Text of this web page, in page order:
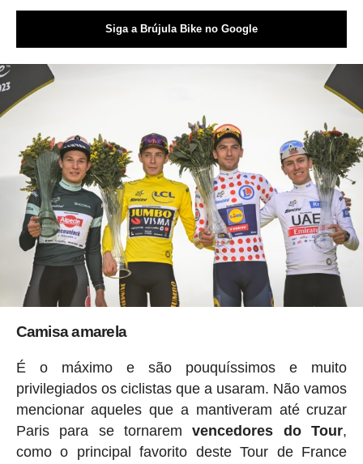
Siga a Brújula Bike no Google
Camisa amarela
É o máximo e são pouquíssimos e muito
privilegiados os ciclistas que a usaram. Não vamos
mencionar aqueles que a mantiveram até cruzar
Paris para se tornaremvencedores do Tour,
como o principal favorito deste Tour de France